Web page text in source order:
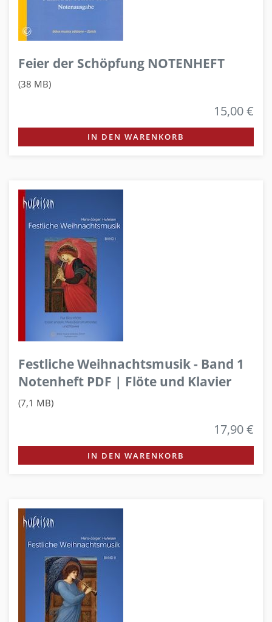
Feier der Schöpfung NOTENHEFT
(38 MB)
15,00 €
IN DEN WARENKORB
Festliche Weihnachtsmusik - Band 1
Notenheft PDF | Flöte und Klavier
(7,1 MB)
17,90 €
IN DEN WARENKORB